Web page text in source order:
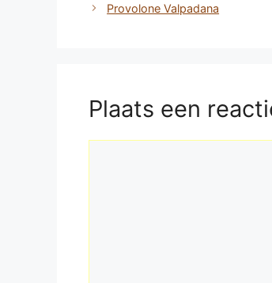
Provolone Valpadana
Plaats een